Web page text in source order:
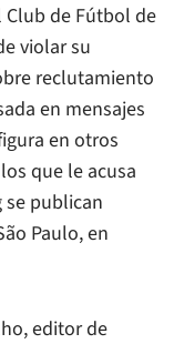
Club de Fútbol de
violar su
reclutamiento
en mensajes
en otros
que le acusa
publican
Paulo, en
editor de